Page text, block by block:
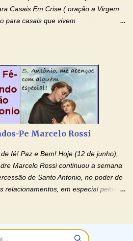
Casais Em Crise ( oração a Virgem
para casais que vivem
de Fé, pela cura dos
está doente? Você está
de Fé e entre nesta corrente
eixe o Amor Ágape de Jesus curar e
Adriana-Devoção e Fé
de outras pessoas no
espiritualmente, a relação do
o seu esposo ou esposa diante de
os laços ...
Pe Marcelo Rossi
fé! Paz e Bem! Hoje (12 de junho),
Marcelo Rossi continuou a semana
de Santo Antonio, no poder de
relacionamentos, em especial pelos
coloquei aqui para vocês. Não perca
Momento de Fé do Padre Marcelo,